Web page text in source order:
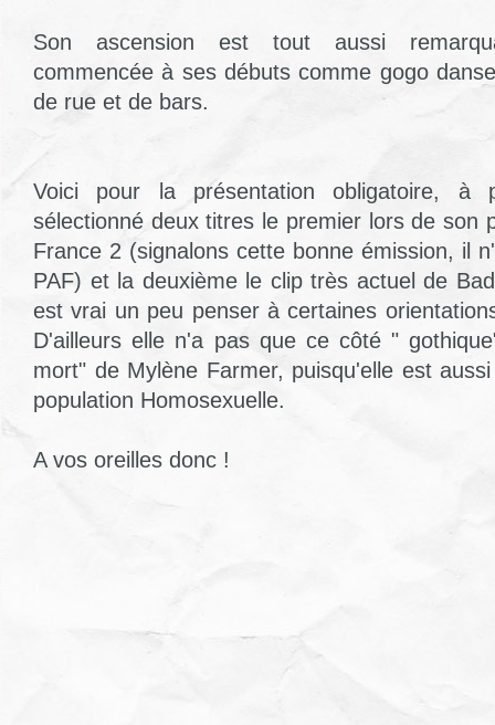
Son ascension est tout aussi
commencée à ses débuts comme gogo
de rue et de bars.
Voici pour la présentation obligatoire, à
sélectionné deux titres le premier lors de son
France 2 (signalons cette bonne émission, il
PAF) et la deuxième le clip très actuel de
est vrai un peu penser à certaines
D'ailleurs elle n'a pas que ce côté "
mort" de Mylène Farmer, puisqu'elle est
population Homosexuelle.
A vos oreilles donc !